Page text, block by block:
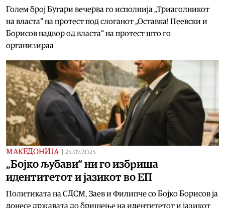
Голем број Бугари вечерва го исполнија „Триаголникот
на власта“ на протест под слоганот „Оставка! Пеевски и
Борисов надвор од власта“ на протест што го
организираа
МАКЕДОНИЈА 25.07.2025
„Бојко љубави“ ни го избриша
идентитетот и јазикот во ЕП
Политиката на СДСМ, Заев и Филипче со Бојко Борисов ја
донесе државата до бришење на идентитетот и јазикот